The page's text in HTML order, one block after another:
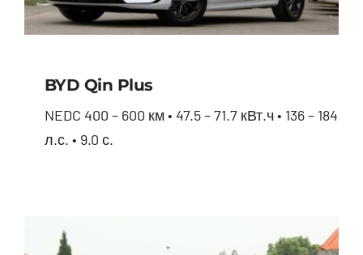
BYD Qin Plus
NEDC 400 – 600 км • 47.5 – 71.7 кВт.ч • 136 – 184
л.с. • 9.0 с.